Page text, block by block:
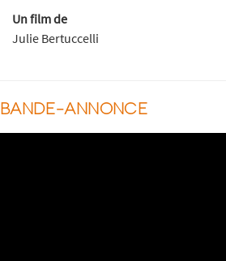
Un film de
Julie Bertuccelli
BANDE-ANNONCE